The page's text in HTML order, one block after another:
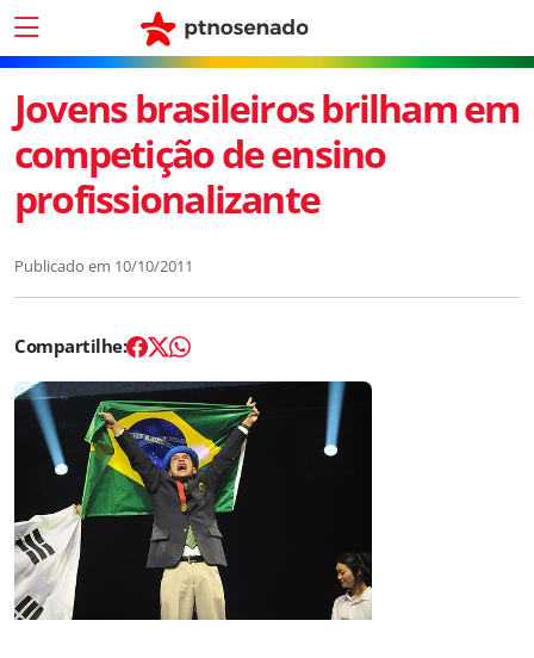
Jovens brasileiros brilham em
competição de ensino
profissionalizante
Publicado em 10/10/2011